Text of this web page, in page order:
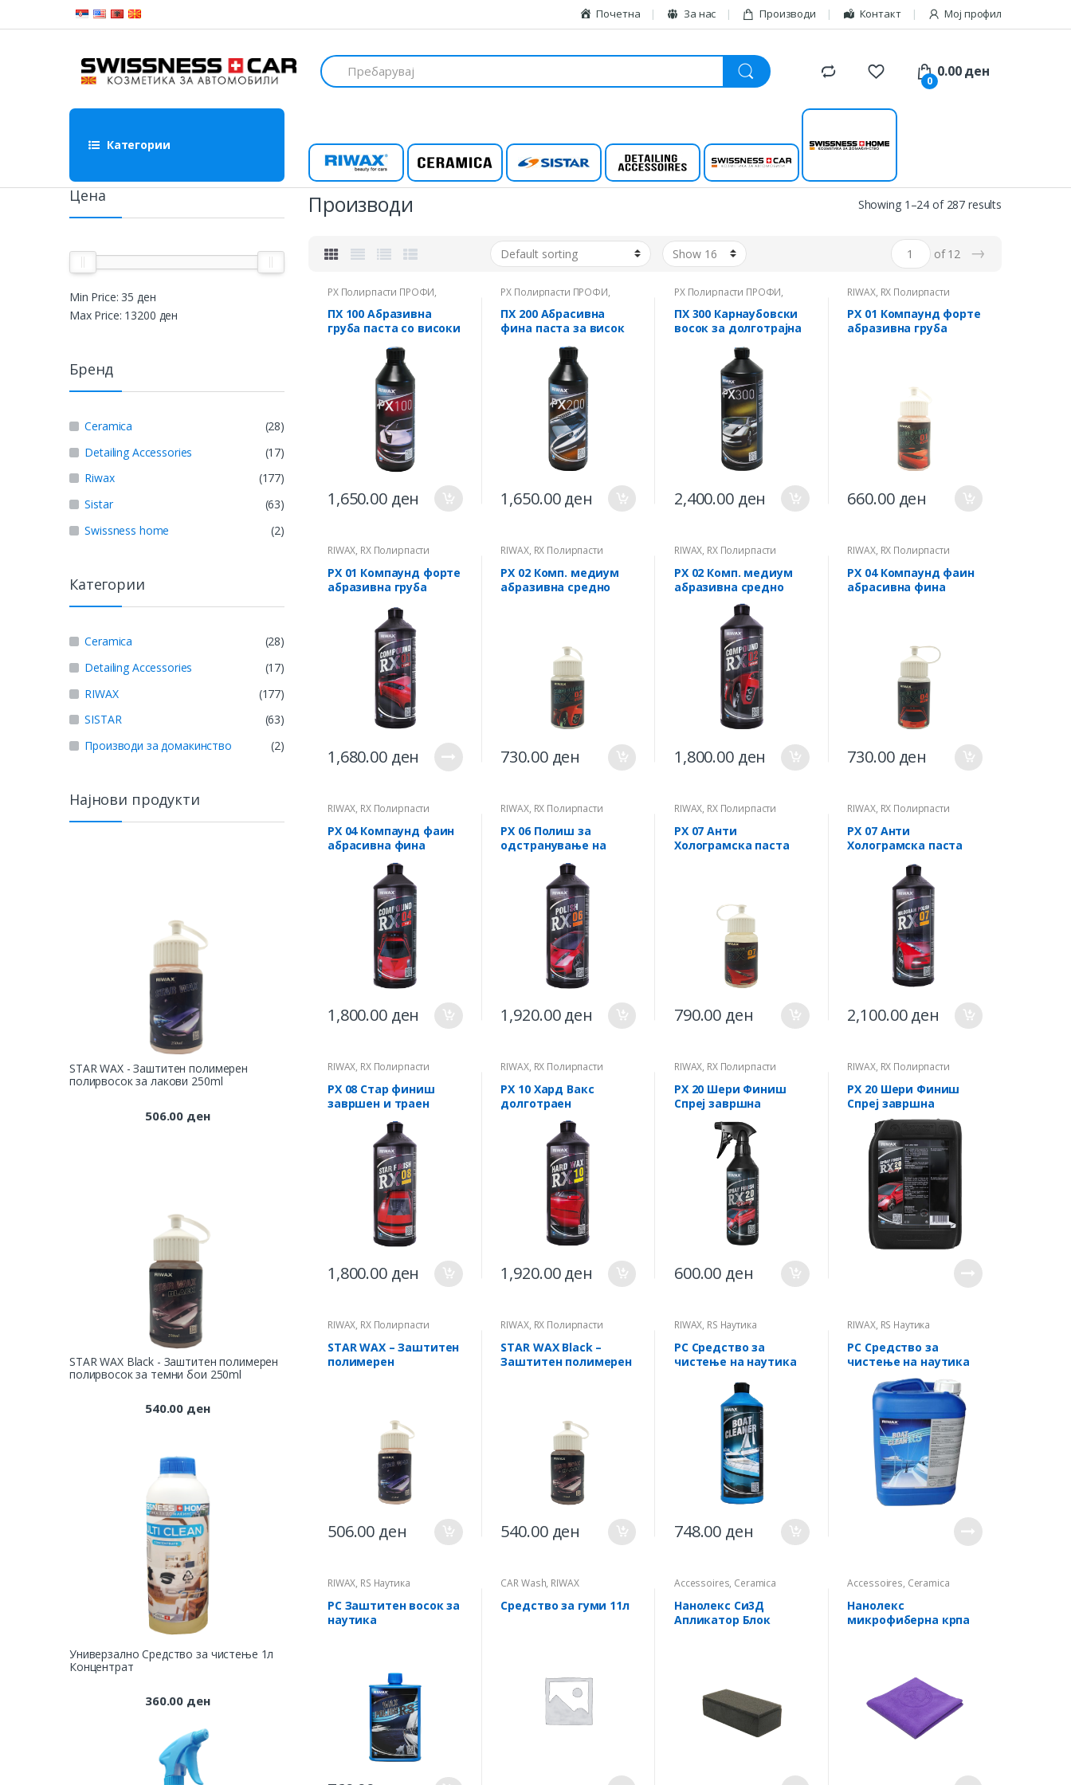
Skip to navigation
Skip to content Почетна За нас Производи Контакт Мој профил
S
e
a
f
o
:
0
0.00ден
Категории
Riwax
Ceramica Sistar Detailing Swissness car
Производи Showing 1–24 of 287 results
of 12 →
PX Полирпасти ПРОФИ,
ПХ 100 Абразивна
груба паста со високи
1,650.00 ден
PX Полирпасти ПРОФИ,
ПХ 200 Абрасивна
фина паста за висок
1,650.00ден
PX Полирпасти ПРОФИ,
ПХ 300 Карнаубовски
восок за долготрајна
2,400.00 ден
RIWAX, RX Полирпасти
ПРОФИ
РХ 01 Компаунд форте
абразивна груба
660.00 ден
RIWAX, RX Полирпасти
ПРОФИ
РХ 01 Компаунд форте
абразивна груба
1,680.00 ден
RIWAX, RX Полирпасти
ПРОФИ
РХ 02 Комп. медиум
абразивна средно
730.00 ден
RIWAX, RX Полирпасти
ПРОФИ
РХ 02 Комп. медиум
абразивна средно
груба полирп. 1кг
1,800.00 ден
RIWAX, RX Полирпасти
ПРОФИ
РХ 04 Компаунд фаин
абрасивна фина
730.00 ден
RIWAX, RX Полирпасти
ПРОФИ
РХ 04 Компаунд фаин
абрасивна фина
полирпаста 1кг
1,800.00 ден
RIWAX, RX Полирпасти
ПРОФИ
РХ 06 Полиш за
одстранување на
1,920.00ден
RIWAX, RX Полирпасти
ПРОФИ
РХ 07 Анти
Холограмска паста
790.00 ден
RIWAX, RX Полирпасти
ПРОФИ
РХ 07 Анти
Холограмска паста
2,100.00ден
RIWAX, RX Полирпасти
ПРОФИ
РХ 08 Стар финиш
завршен и траен
1,800.00 ден
RIWAX, RX Полирпасти
ПРОФИ
РХ 10 Хард Вакс
долготраен
консерванс
1,920.00ден
RIWAX, RX Полирпасти
ПРОФИ
РХ 20 Шери Финиш
Спреј завршна
600.00 ден
RIWAX, RX Полирпасти
ПРОФИ
РХ 20 Шери Финиш
Спреј завршна
восочна течност 5л
RIWAX, RX Полирпасти
ПРОФИ
STAR WAX – Заштитен
полимерен
506.00 ден
RIWAX, RX Полирпасти
ПРОФИ
STAR WAX Black –
Заштитен полимерен
540.00 ден
RIWAX, RS Наутика
РС Средство за
чистење на наутика
748.00 ден
RIWAX, RS Наутика
РС Средство за
чистење на наутика
RIWAX, RS Наутика
РС Заштитен восок за
наутика
CAR Wash, RIWAX
Средство за гуми 11л
Accessoires, Ceramica
Нанолекс Си3Д
Апликатор Блок
Accessoires, Ceramica
Нанолекс
микрофиберна крпа
Цена
Min Price: 35 ден
Max Price: 13200 ден
Бренд
Ceramica
(28)
Detailing Accessories
(17)
Riwax
(177)
Sistar
(63)
Swissness home
(2)
Категории
Ceramica
(28)
Detailing Accessories
(17)
RIWAX
(177)
SISTAR
(63)
Производи за домакинство
(2)
Најнови продукти
STAR WAX - Заштитен полимерен
полирвосок за лакови 250ml
506.00 ден
STAR WAX Black - Заштитен полимерен
полирвосок за темни бои 250ml
540.00 ден
Универзално Средство за чистење 1л
Концентрат
360.00 ден